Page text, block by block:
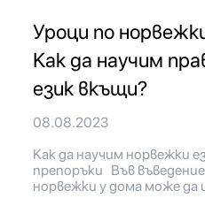
Уроци по
Как да научим
език вкъщи?
08.08.2023
Как да научим норвежки
препоръки Във
норвежки у дома може да